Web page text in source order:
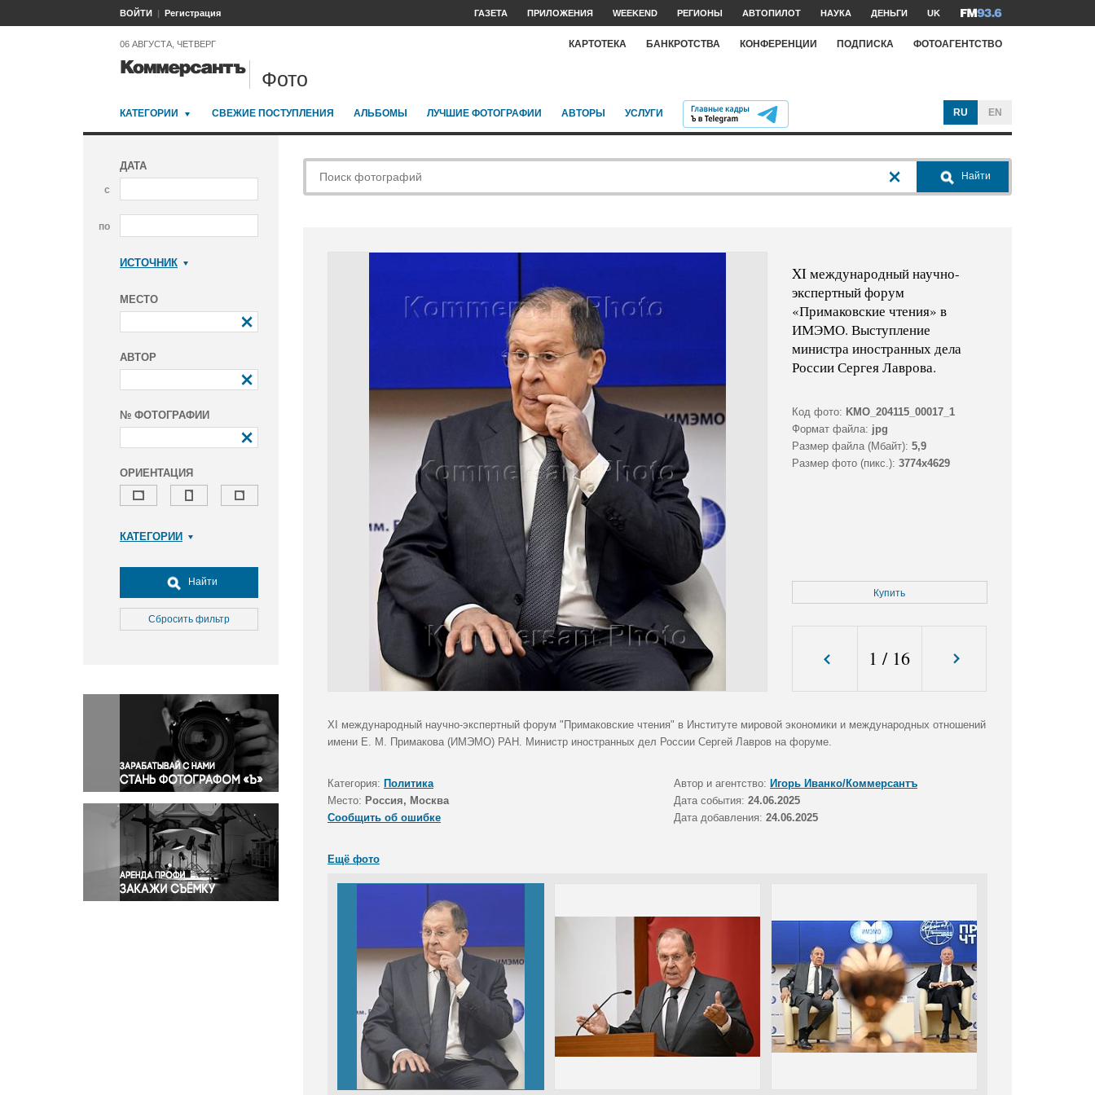
ВОЙТИ Регистрация ГАЗЕТА ПРИЛОЖЕНИЯ WEEKEND РЕГИОНЫ АВТОПИЛОТ НАУКА ДЕНЬГИ UK
06 АВГУСТА, ЧЕТВЕРГ КАРТОТЕКА БАНКРОТСТВА КОНФЕРЕНЦИИ ПОДПИСКА ФОТОАГЕНТСТВО
Фото
КАТЕГОРИИ СВЕЖИЕ ПОСТУПЛЕНИЯ АЛЬБОМЫ ЛУЧШИЕ ФОТОГРАФИИ АВТОРЫ УСЛУГИ RU EN
ДАТА
с
по
ИСТОЧНИК
МЕСТО
АВТОР
№ ФОТОГРАФИИ
ОРИЕНТАЦИЯ
КАТЕГОРИИ
Досуг, туризм и отдых
Культура
Медицина
Окружающая среда
Политика
Правосудие
Происшествия и конфликты
Религия
Светская жизнь
Спорт
Экология
Экономика и бизнес
Найти
Сбросить фильтр
Найти
XI международный научно-
экспертный форум
«Примаковские чтения» в
ИМЭМО. Выступление
министра иностранных дела
России Сергея Лаврова.
Код фото: KMO_204115_00017_1
Формат файла: jpg
Размер файла (Мбайт): 5,9
Размер фото (пикс.): 3774x4629
Купить
1 / 16
XI международный научно-экспертный форум "Примаковские чтения" в Институте мировой экономики и международных отношений
имени Е. М. Примакова (ИМЭМО) РАН. Министр иностранных дел России Сергей Лавров на форуме.
Категория: Политика Автор и агентство: Игорь Иванко/Коммерсантъ
Место: Россия, Москва Дата события: 24.06.2025
Сообщить об ошибке
Дата добавления: 24.06.2025
Ещё фото